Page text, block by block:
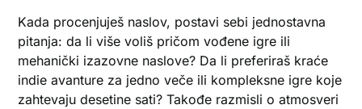
Kada procenjuješ naslov, postavi sebi jednostavna
pitanja: da li više voliš pričom vođene igre ili
mehanički izazovne naslove? Da li preferiraš kraće
indie avanture za jedno veče ili kompleksne igre koje
zahtevaju desetine sati? Takođe razmisli o atmosveri